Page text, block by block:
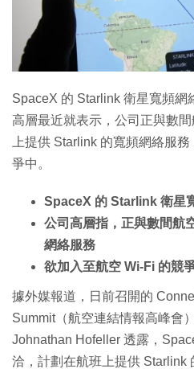
SpaceX 的 Starlink 衛星寬頻網
高層最近就表示，公司正與數
上提供 Starlink 的寬頻網絡服
爭中。
SpaceX 的 Starlink 衛星
公司高層指，正與數間航
網絡服務
欲加入至航空 Wi-Fi 的競
據外媒報道，日前召開的
Summit（航空連結情報高峰會
Johnathan Hofeller 透露，
洽，計劃在航班上提供 Starlink